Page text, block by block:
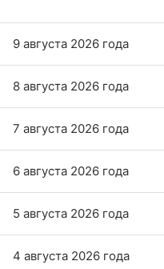
9 августа 2026 года
8 августа 2026 года
7 августа 2026 года
6 августа 2026 года
5 августа 2026 года
4 августа 2026 года